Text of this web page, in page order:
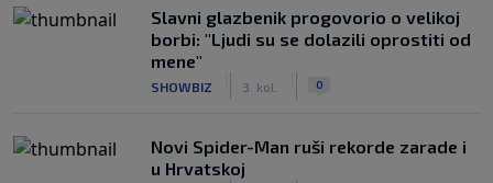
Slavni glazbenik progovorio o velikoj
borbi: "Ljudi su se dolazili oprostiti od
mene"
SHOWBIZ 3. kol. 0
Novi Spider-Man ruši rekorde zarade i
u Hrvatskoj